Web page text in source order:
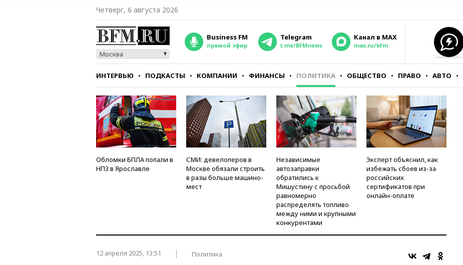
Четверг, 6 августа 2026
Москва
Business FM
прямой эфир
Telegram
t.me/BFMnews
Канал в MAX
max.ru/bfm
ИНТЕРВЬЮ ПОДКАСТЫ КОМПАНИИ ФИНАНСЫ ПОЛИТИКА ОБЩЕСТВО ПРАВО АВТО
СТИЛЬ ТЕСТЫ
Обломки БПЛА попали в
НПЗ в Ярославле
СМИ: девелоперов в
Москве обязали строить
в разы больше машино-
мест
Независимые
автозаправки
обратились к
Мишустину с просьбой
равномерно
распределять топливо
между ними и крупными
конкурентами
Эксперт объяснил, как
избежать сбоев из-за
российских
сертификатов при
онлайн-оплате
12 апреля 2025, 13:51 Политика